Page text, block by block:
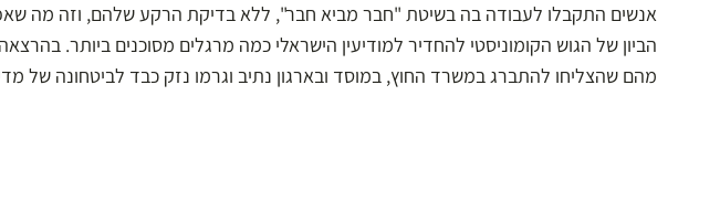
אנשים התקבלו לעבודה בה בשיטת "חבר מביא חבר", ללא בדיקת הרקע שלהם, וזה מה
הביון של הגוש הקומוניסטי להחדיר למודיעין הישראלי כמה מרגלים מסוכנים ביותר. בהרצאה
מהם שהצליחו להתברג במשרד החוץ, במוסד ובארגון נתיב וגרמו נזק כבד לביטחונה של